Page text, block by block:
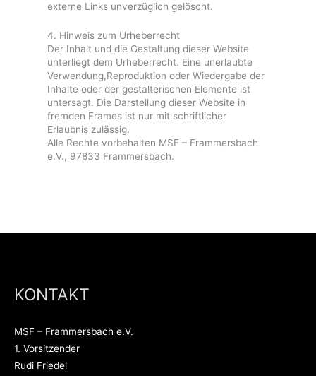
externe Links unverzüglich gelöscht.
4. Hinweis zum Urheberrecht
Der Inhalt und die Gestaltung dieser Website
unterliegt dem Urheberrecht. Eine unerlaubte
Verwendung,Reproduktion oder Wiedergabe der
Inhalte oder der gestalterischen Elemente ist
untersagt. Die Darstellung dieser Website in
fremden Frames ist nur mit schriftlicher
Erlaubnis zulässig.
Alle Rechte vorbehalten MSF – Frammersbach
e.V., 97833 Frammersbach.
KONTAKT
MSF – Frammersbach e.V.
1. Vorsitzender
Rudi Friedel